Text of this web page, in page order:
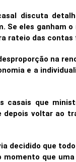
discuta
eles ganham
rateio das
na
e a
casais que
voltar ao
decidido que
que